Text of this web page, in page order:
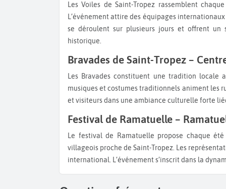
Les Voiles de Saint-Tropez rassemblent chaque année des voiliers classiques et modernes dans le golfe.
L’événement attire des équipages
se déroulent sur plusieurs jours et offrent
historique.
Bravades de Saint-Tropez –
Les Bravades constituent une tradition locale ancienne célébrant le saint patron de la ville. Processions,
musiques et costumes traditionnels animent les
et visiteurs dans une ambiance culturelle forte
Festival de Ramatuelle –
Le festival de Ramatuelle propose chaque été une programmation musicale et théâtrale dans un cadre
villageois proche de Saint-Tropez. Les
international. L’événement s’inscrit dans la